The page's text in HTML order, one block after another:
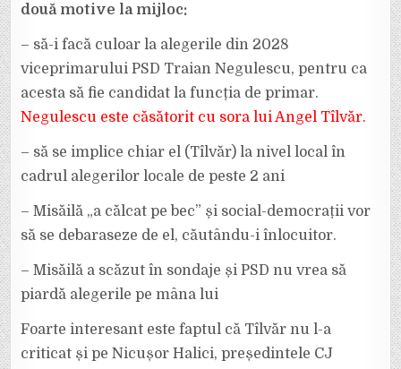
două motive la mijloc:
– să-i facă culoar la alegerile din 2028
viceprimarului PSD Traian Negulescu, pentru ca
acesta să fie candidat la funcția de primar.
Negulescu este căsătorit cu sora lui Angel Tîlvăr.
– să se implice chiar el (Tîlvăr) la nivel local în
cadrul alegerilor locale de peste 2 ani
– Misăilă „a călcat pe bec” și social-democrații vor
să se debaraseze de el, căutându-i înlocuitor.
– Misăilă a scăzut în sondaje și PSD nu vrea să
piardă alegerile pe mâna lui
Foarte interesant este faptul că Tîlvăr nu l-a
criticat și pe Nicușor Halici, președintele CJ